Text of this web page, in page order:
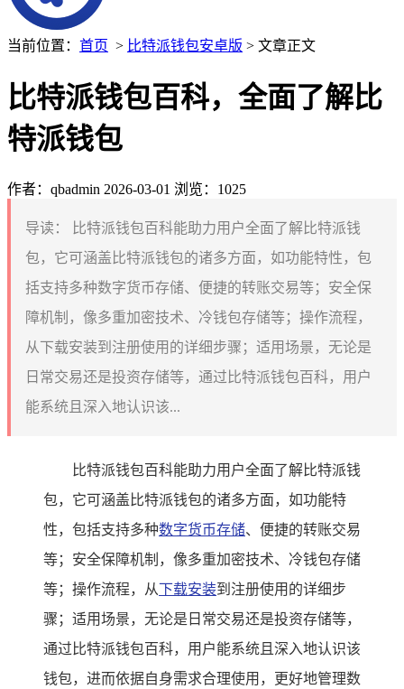
当前位置： 首页 > 比特派钱包安卓版 > 文章正文
比特派钱包百科，全面了解比
特派钱包
作者：qbadmin 2026-03-01 浏览：1025
导读：
比特派钱包百科能助力用户全面了解比特派钱
包，它可涵盖比特派钱包的诸多方面，如功能特性，包
括支持多种数字货币存储、便捷的转账交易等；安全保
障机制，像多重加密技术、冷钱包存储等；操作流程，
从下载安装到注册使用的详细步骤；适用场景，无论是
日常交易还是投资存储等，通过比特派钱包百科，用户
能系统且深入地认识该...
比特派钱包百科能助力用户全面了解比特派钱
包，它可涵盖比特派钱包的诸多方面，如功能特
性，包括支持多种数字货币存储、便捷的转账交易
等；安全保障机制，像多重加密技术、冷钱包存储
等；操作流程，从下载安装到注册使用的详细步
骤；适用场景，无论是日常交易还是投资存储等，
通过比特派钱包百科，用户能系统且深入地认识该
钱包，进而依据自身需求合理使用，更好地管理数